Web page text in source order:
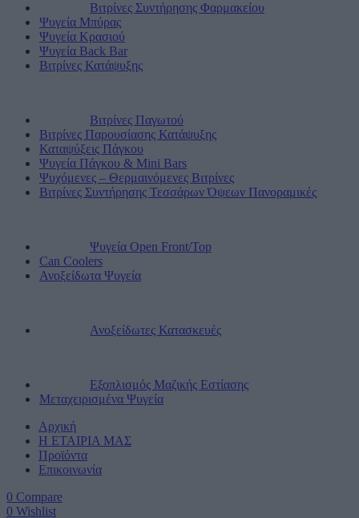
Βιτρίνες Συντήρησης Φαρμακείου
Ψυγεία Μπύρας
Ψυγεία Κρασιού
Ψυγεία Back Bar
Βιτρίνες Κατάψυξης
Βιτρίνες Παγωτού
Βιτρίνες Παρουσίασης Κατάψυξης
Καταψύξεις Πάγκου
Ψυγεία Πάγκου & Mini Bars
Ψυχόμενες – Θερμαινόμενες Βιτρίνες
Βιτρίνες Συντήρησης Τεσσάρων Όψεων Πανοραμικές
Ψυγεία Open Front/Top
Can Coolers
Ανοξείδωτα Ψυγεία
Ανοξείδωτες Κατασκευές
Εξοπλισμός Μαζικής Εστίασης
Μεταχειρισμένα Ψυγεία
Αρχική
Η ΕΤΑΙΡΙΑ ΜΑΣ
Προϊόντα
Επικοινωνία
0 Compare
0 Wishlist